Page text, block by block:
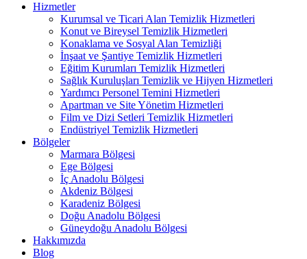
Hizmetler
Kurumsal ve Ticari Alan Temizlik Hizmetleri
Konut ve Bireysel Temizlik Hizmetleri
Konaklama ve Sosyal Alan Temizliği
İnşaat ve Şantiye Temizlik Hizmetleri
Eğitim Kurumları Temizlik Hizmetleri
Sağlık Kuruluşları Temizlik ve Hijyen Hizmetleri
Yardımcı Personel Temini Hizmetleri
Apartman ve Site Yönetim Hizmetleri
Film ve Dizi Setleri Temizlik Hizmetleri
Endüstriyel Temizlik Hizmetleri
Bölgeler
Marmara Bölgesi
Ege Bölgesi
İç Anadolu Bölgesi
Akdeniz Bölgesi
Karadeniz Bölgesi
Doğu Anadolu Bölgesi
Güneydoğu Anadolu Bölgesi
Hakkımızda
Blog